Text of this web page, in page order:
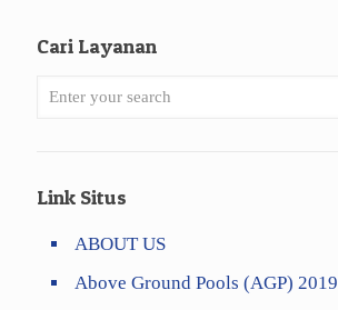
Cari Layanan
Link Situs
ABOUT US
Above Ground Pools (AGP) 2019